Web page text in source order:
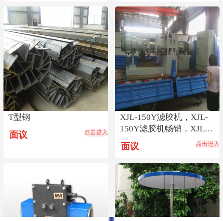
T型钢
面议 点击进入
XJL-150Y滤胶机，XJL-
150Y滤胶机畅销，XJL-
150Y滤胶机货源
面议 点击进入